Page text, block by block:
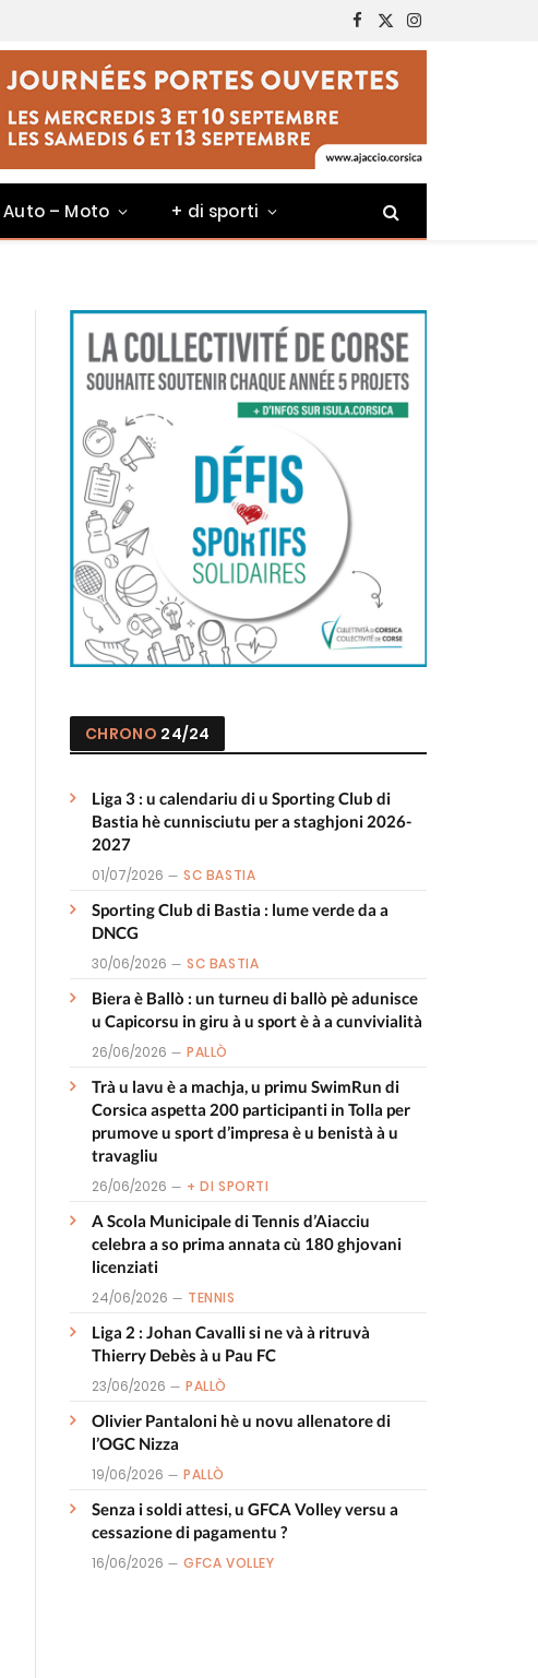
Facebook
X
(Twitter)
Instagram
Auto – Moto + di sporti
CHRONO 24/24
Liga 3 : u calendariu di u Sporting Club di
Bastia hè cunnisciutu per a staghjoni 2026-
2027
01/07/2026 SC BASTIA
Sporting Club di Bastia : lume verde da a
DNCG
30/06/2026 SC BASTIA
Biera è Ballò : un turneu di ballò pè adunisce
u Capicorsu in giru à u sport è à a cunvivialità
26/06/2026 PALLÒ
Trà u lavu è a machja, u primu SwimRun di
Corsica aspetta 200 participanti in Tolla per
prumove u sport d’impresa è u benistà à u
travagliu
26/06/2026 + DI SPORTI
A Scola Municipale di Tennis d’Aiacciu
celebra a so prima annata cù 180 ghjovani
licenziati
24/06/2026 TENNIS
Liga 2 : Johan Cavalli si ne và à ritruvà
Thierry Debès à u Pau FC
23/06/2026 PALLÒ
Olivier Pantaloni hè u novu allenatore di
l’OGC Nizza
19/06/2026 PALLÒ
Senza i soldi attesi, u GFCA Volley versu a
cessazione di pagamentu ?
16/06/2026 GFCA VOLLEY